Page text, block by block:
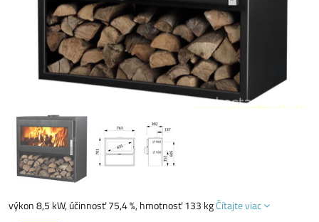
výkon 8,5 kW, účinnosť 75,4 %, hmotnosť 133 kgČítajte viac